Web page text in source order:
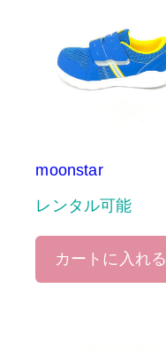
moonstar
レンタル可能
カートに入れる